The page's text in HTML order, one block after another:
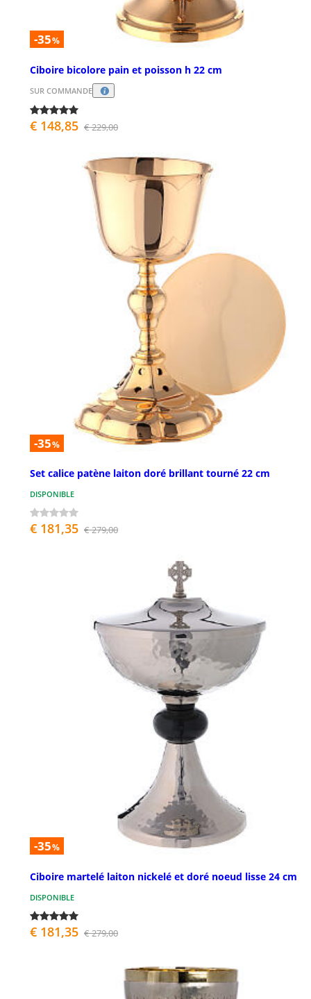
-35%
Ciboire bicolore pain et poisson h 22 cm
SUR COMMANDE
€ 148,85 € 229,00
-35%
Set calice patène laiton doré brillant tourné 22 cm
DISPONIBLE
€ 181,35 € 279,00
-35%
Ciboire martelé laiton nickelé et doré noeud lisse 24 cm
DISPONIBLE
€ 181,35 € 279,00